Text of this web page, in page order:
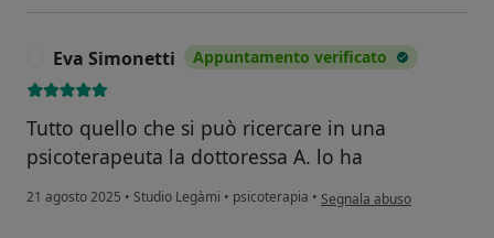
Eva Simonetti Appuntamento verificato
Tutto quello che si può ricercare in una
psicoterapeuta la dottoressa A. lo ha
21 agosto 2025 • Studio Legàmi • psicoterapia • secondo l'opinione
Segnala abuso